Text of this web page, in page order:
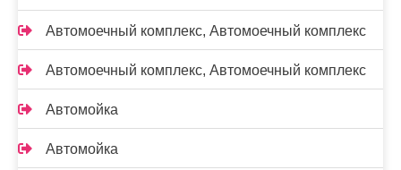
Автомоечный комплекс, Автомоечный комплекс
Автомоечный комплекс, Автомоечный комплекс
Автомойка
Автомойка